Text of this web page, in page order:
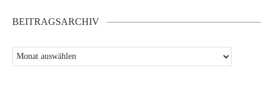
BEITRAGSARCHIV